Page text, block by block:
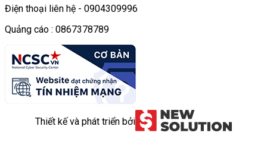
Điện thoại liên hệ - 0904309996
Quảng cáo : 0867378789
Thiết kế và phát triển bởi